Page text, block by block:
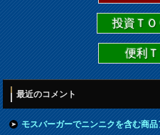
投資Ｔ
便利
最近のコメント
モスバーガーでニンニクを含む商